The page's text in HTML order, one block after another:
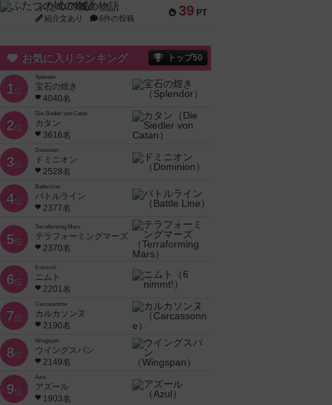
39 PT
ふたつの城の物語
紹介文あり 6件の投稿
お気に入りランキング トップ50
1位
Splendor
宝石の煌き
4040名
2位
Die Siedler von Catan
カタン
3616名
3位
Dominion
ドミニオン
2528名
4位
Battle Line
バトルライン
2377名
5位
Terraforming Mars
テラフォーミングマーズ
2370名
6位
6 nimmt!
ニムト
2201名
7位
Carcassonne
カルカソンヌ
2190名
8位
Wingspan
ウイングスパン
2149名
9位
Azul
アズール
1903名